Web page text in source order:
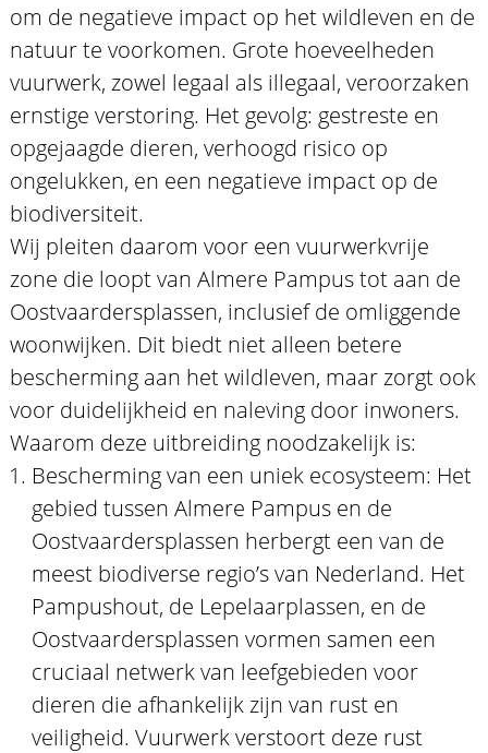
om de negatieve impact op het wildleven en de
natuur te voorkomen. Grote hoeveelheden
vuurwerk, zowel legaal als illegaal, veroorzaken
ernstige verstoring. Het gevolg: gestreste en
opgejaagde dieren, verhoogd risico op
ongelukken, en een negatieve impact op de
biodiversiteit.
Wij pleiten daarom voor een vuurwerkvrije
zone die loopt van Almere Pampus tot aan de
Oostvaardersplassen, inclusief de omliggende
woonwijken. Dit biedt niet alleen betere
bescherming aan het wildleven, maar zorgt ook
voor duidelijkheid en naleving door inwoners.
Waarom deze uitbreiding noodzakelijk is:
Bescherming van een uniek ecosysteem: Het
gebied tussen Almere Pampus en de
Oostvaardersplassen herbergt een van de
meest biodiverse regio’s van Nederland. Het
Pampushout, de Lepelaarplassen, en de
Oostvaardersplassen vormen samen een
cruciaal netwerk van leefgebieden voor
dieren die afhankelijk zijn van rust en
veiligheid. Vuurwerk verstoort deze rust